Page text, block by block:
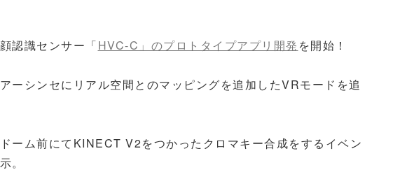
認識センサー「HVC-C」のプロトタイプアプリ開発 を開始！
ーシンセにリアル空間とのマッピングを追加したVRモードを追
ーム前にてKINECT V2をつかったクロマキー合成をするイベン
。